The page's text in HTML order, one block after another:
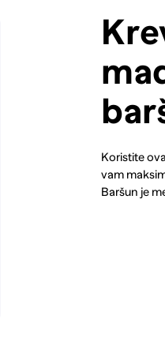
Koristite
vam
Baršun je